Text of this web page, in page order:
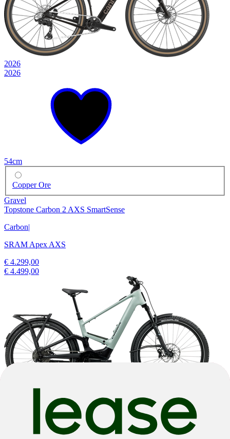
2026
2026
54cm
Copper Ore
Gravel
Topstone Carbon 2 AXS SmartSense
Carbon|
SRAM Apex AXS
€ 4.299,00
€ 4.499,00